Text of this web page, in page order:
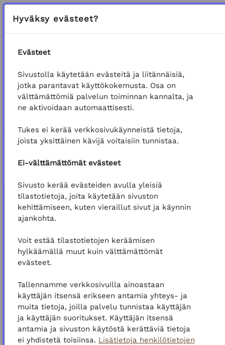
Siirry pääsisältöön
Sivupaneeli
Yleinen
Palautekysely
VERKKO-OSOITE
Palautekysely
Takaisin koulutuksen etusivulle
Avaa
Hyväksy evästeet?
Evästeet
Sivustolla käytetään evästeitä ja liitännäisiä,
jotka parantavat käyttökokemusta. Osa on
välttämättömiä palvelun toiminnan kannalta, ja
ne aktivoidaan automaattisesti.
Tukes ei kerää verkkosivukäynneistä tietoja,
joista yksittäinen kävijä voitaisiin tunnistaa.
Ei-välttämättömät evästeet
Sivusto kerää evästeiden avulla yleisiä
tilastotietoja, joita käytetään sivuston
kehittämiseen, kuten vieraillut sivut ja käynnin
ajankohta.
Voit estää tilastotietojen keräämisen
hylkäämällä muut kuin välttämättömät
evästeet.
Tallennamme verkkosivuilla ainoastaan
käyttäjän itsensä erikseen antamia yhteys- ja
muita tietoja, joilla palvelu tunnistaa käyttäjän
ja käyttäjän suoritukset. Käyttäjän itsensä
antamia ja sivuston käytöstä kerättäviä tietoja
ei yhdistetä toisiinsa. Lisätietoja henkilötietojen